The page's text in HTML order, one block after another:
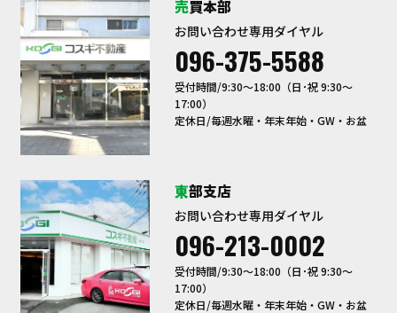
売買本部
お問い合わせ専用ダイヤル
096-375-5588
受付時間/9:30〜18:00（日･祝 9:30～
17:00）
定休日/毎週水曜・年末年始・GW・お盆
東部支店
お問い合わせ専用ダイヤル
096-213-0002
受付時間/9:30〜18:00（日･祝 9:30～
17:00）
定休日/毎週水曜・年末年始・GW・お盆